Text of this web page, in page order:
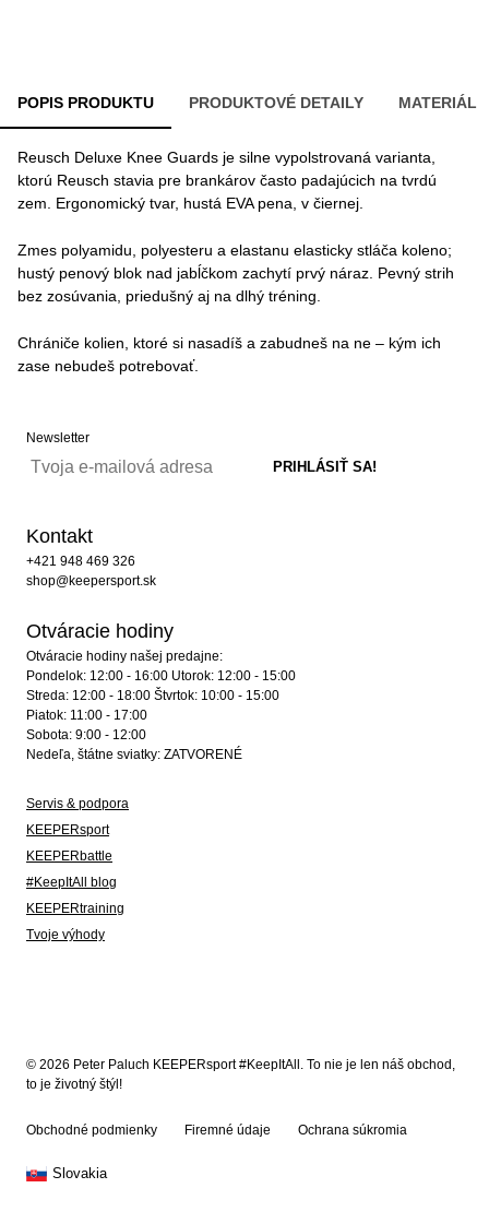
POPIS PRODUKTU PRODUKTOVÉ DETAILY MATERIÁL
Reusch Deluxe Knee Guards je silne vypolstrovaná varianta,
ktorú Reusch stavia pre brankárov často padajúcich na tvrdú
zem. Ergonomický tvar, hustá EVA pena, v čiernej.
Zmes polyamidu, polyesteru a elastanu elasticky stláča koleno;
hustý penový blok nad jabĺčkom zachytí prvý náraz. Pevný strih
bez zosúvania, priedušný aj na dlhý tréning.
Chrániče kolien, ktoré si nasadíš a zabudneš na ne – kým ich
zase nebudeš potrebovať.
Newsletter
Kontakt
+421 948 469 326
shop@keepersport.sk
Otváracie hodiny
Otváracie hodiny našej predajne:
Pondelok: 12:00 - 16:00 Utorok: 12:00 - 15:00
Streda: 12:00 - 18:00 Štvrtok: 10:00 - 15:00
Piatok: 11:00 - 17:00
Sobota: 9:00 - 12:00
Nedeľa, štátne sviatky: ZATVORENÉ
Servis & podpora
KEEPERsport
KEEPERbattle
#KeepItAll blog
KEEPERtraining
Tvoje výhody
© 2026 Peter Paluch KEEPERsport #KeepItAll. To nie je len náš obchod,
to je životný štýl!
Obchodné podmienky Firemné údaje Ochrana súkromia
Slovakia